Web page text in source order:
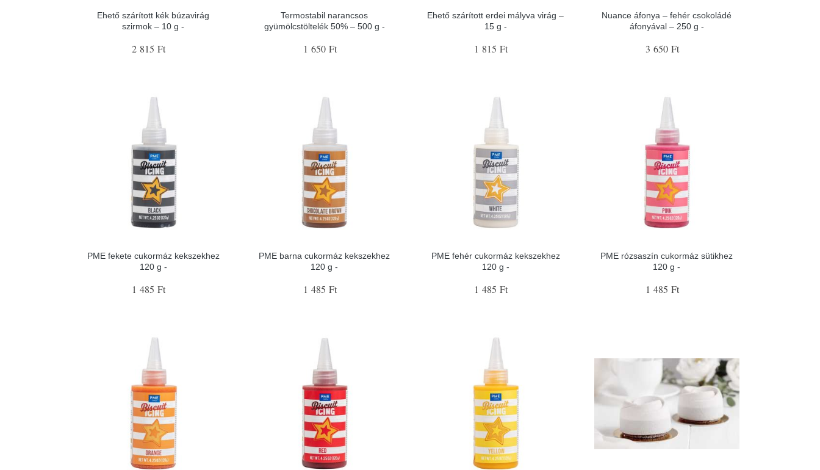
Ehető szárított kék búzavirág
szirmok – 10 g -
2 815 Ft
Termostabil narancsos
gyümölcstöltelék 50% – 500 g -
1 650 Ft
Ehető szárított erdei mályva virág –
15 g -
1 815 Ft
Nuance áfonya – fehér csokoládé
áfonyával – 250 g -
3 650 Ft
PME fekete cukormáz kekszekhez
120 g -
1 485 Ft
PME barna cukormáz kekszekhez
120 g -
1 485 Ft
PME fehér cukormáz kekszekhez
120 g -
1 485 Ft
PME rózsaszín cukormáz sütikhez
120 g -
1 485 Ft